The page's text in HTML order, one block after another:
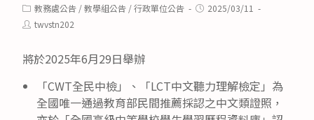
Post
category:
教務處公告 /教學組公告 /行政單位公告
Post2025/03/11
Posttwvstn202
將於2025年6月29日舉辦
「CWT全民中檢」、「LCT中文聽力理解檢定」為
全國唯一通過教育部民間推薦採認之中文類證照，